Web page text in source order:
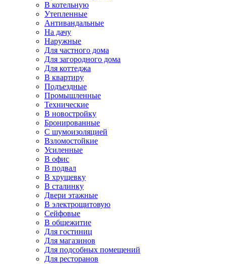
В котельную
Утепленные
Антивандальные
На дачу
Наружные
Для частного дома
Для загородного дома
Для коттеджа
В квартиру
Подъездные
Промышленные
Технические
В новостройку
Бронированные
С шумоизоляцией
Взломостойкие
Усиленные
В офис
В подвал
В хрущевку
В сталинку
Двери этажные
В электрощитовую
Сейфовые
В общежитие
Для гостиниц
Для магазинов
Для подсобных помещений
Для ресторанов